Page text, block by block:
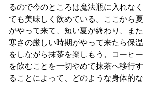
るので今のところは魔法瓶に入れなく
ても美味しく飲めている。ここから夏
がやって来て、短い夏が終わり、また
寒さの厳しい時期がやって来たら保温
をしながら抹茶を楽しもう。コーヒー
を飲むことを一切やめて抹茶へ移行す
ることによって、どのような身体的な